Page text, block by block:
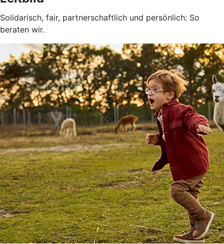
Solidarisch, fair, partnerschaftlich und persönlich: So
beraten wir.